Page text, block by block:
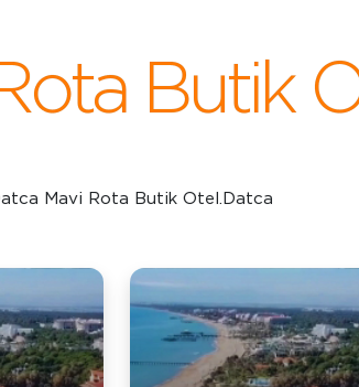
Butik
Mavi Rota Butik Otel.Datca